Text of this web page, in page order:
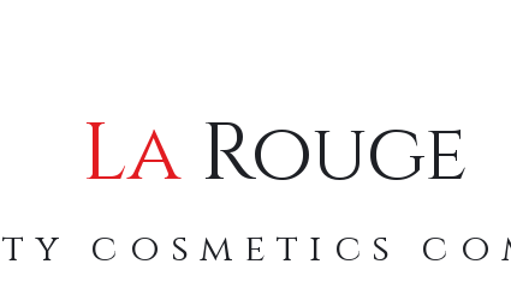
LaRouge
cosmetics